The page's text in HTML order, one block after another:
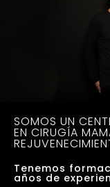
SOMOS UN
EN CIRUGÍA
Tenemos
años de